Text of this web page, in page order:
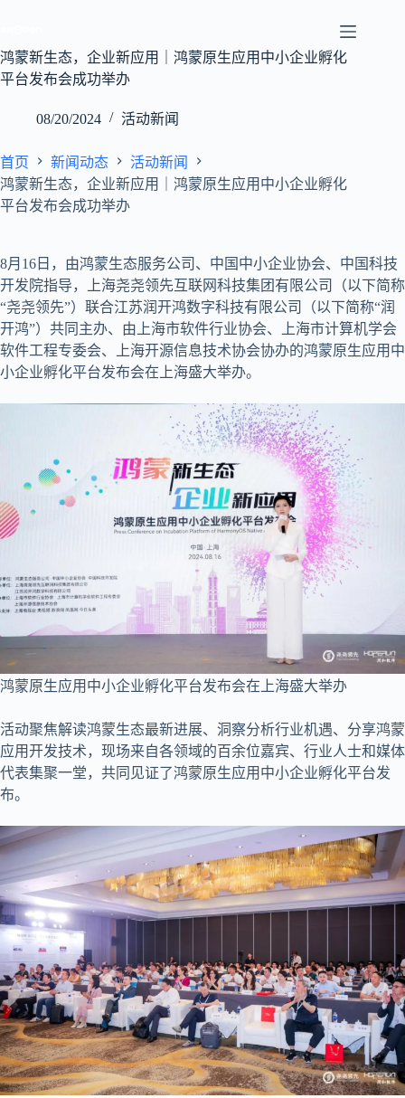
内
容
鸿蒙新生态，企业新应用｜鸿蒙原生应用中小企业孵化
平台发布会成功举办
08/20/2024 活动新闻
首页 新闻动态
活动新闻
鸿蒙新生态，企业新应用｜鸿蒙原生应用中小企业孵化
平台发布会成功举办
8月16日，由鸿蒙生态服务公司、中国中小企业协会、中国科技
开发院指导，上海尧尧领先互联网科技集团有限公司（以下简称
“尧尧领先”）联合江苏润开鸿数字科技有限公司（以下简称“润
开鸿”）共同主办、由上海市软件行业协会、上海市计算机学会
软件工程专委会、上海开源信息技术协会协办的鸿蒙原生应用中
小企业孵化平台发布会在上海盛大举办。
鸿蒙原生应用中小企业孵化平台发布会在上海盛大举办
活动聚焦解读鸿蒙生态最新进展、洞察分析行业机遇、分享鸿蒙
应用开发技术，现场来自各领域的百余位嘉宾、行业人士和媒体
代表集聚一堂，共同见证了鸿蒙原生应用中小企业孵化平台发
布。